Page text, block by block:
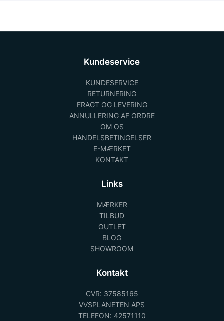
Kundeservice
KUNDESERVICE
RETURNERING
FRAGT OG LEVERING
ANNULLERING AF ORDRE
OM OS
HANDELSBETINGELSER
E-MÆRKET
KONTAKT
Links
MÆRKER
TILBUD
OUTLET
BLOG
SHOWROOM
Kontakt
CVR: 37585165
VVSPLANETEN APS
TELEFON: 42571110